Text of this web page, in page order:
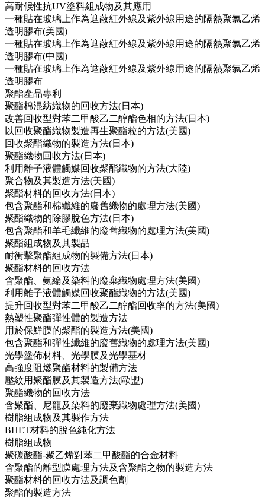
高耐候性抗UV塗料組成物及其應用
一種貼在玻璃上作為遮蔽紅外線及紫外線用途的隔熱聚氯乙烯
透明膠布(美國)
一種貼在玻璃上作為遮蔽紅外線及紫外線用途的隔熱聚氯乙烯
透明膠布(中國)
一種貼在玻璃上作為遮蔽紅外線及紫外線用途的隔熱聚氯乙烯
透明膠布
聚酯產品專利
聚酯棉混紡織物的回收方法(日本)
改善回收型對苯二甲酸乙二醇酯色相的方法(日本)
以回收聚酯織物製造再生聚酯粒的方法(美國)
回收聚酯織物的製造方法(日本)
聚酯織物回收方法(日本)
利用離子液體觸媒回收聚酯織物的方法(大陸)
聚合物及其製造方法(美國)
聚酯材料的回收方法(日本)
包含聚酯和棉纖維的廢舊織物的處理方法(美國)
聚酯織物的除膠脫色方法(日本)
包含聚酯和羊毛纖維的廢舊織物的處理方法(美國)
聚酯組成物及其製品
耐衝擊聚酯組成物的製備方法(日本)
聚酯材料的回收方法
含聚酯、氨綸及染料的廢棄織物處理方法(美國)
利用離子液體觸媒回收聚酯織物的方法(美國)
提升回收型對苯二甲酸乙二醇酯回收率的方法(美國)
熱塑性聚酯彈性體的製造方法
用於保鮮膜的聚酯的製造方法(美國)
包含聚酯和彈性纖維的廢舊織物的處理方法(美國)
光學塗佈材料、光學膜及光學基材
高強度阻燃聚酯材料的製備方法
壓紋用聚酯膜及其製造方法(歐盟)
聚酯織物的回收方法
含聚酯、尼龍及染料的廢棄織物處理方法(美國)
樹脂組成物及其製作方法
BHET材料的脫色純化方法
樹脂組成物
聚碳酸酯-聚乙烯對苯二甲酸酯的合金材料
含聚酯的離型膜處理方法及含聚酯之物的製造方法
聚酯材料的回收方法及調色劑
聚酯的製造方法